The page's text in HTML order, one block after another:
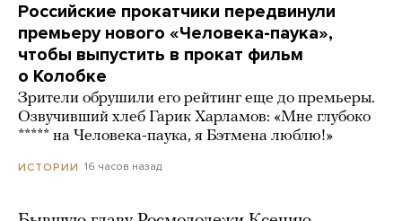
Российские прокатчики передвинули
премьеру нового «Человека-паука»,
чтобы выпустить в прокат фильм
о Колобке
Зрители обрушили его рейтинг еще до премьеры.
Озвучивший хлеб Гарик Харламов: «Мне глубоко
***** на Человека-паука, я Бэтмена люблю!»
ИСТОРИИ 16 часов назад